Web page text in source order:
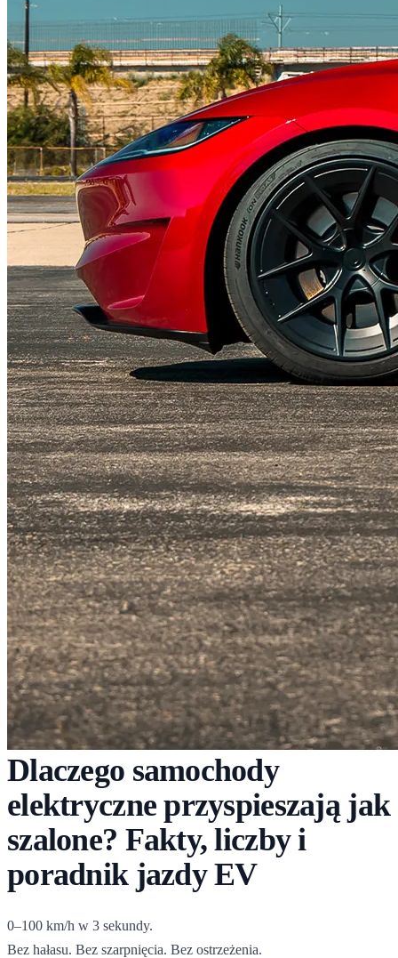
Dlaczego samochody
elektryczne przyspieszają jak
szalone? Fakty, liczby i
poradnik jazdy EV
0–100 km/h w 3 sekundy.
Bez hałasu. Bez szarpnięcia. Bez ostrzeżenia.